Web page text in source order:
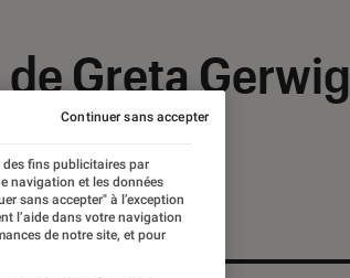
Greta Gerwig
des fins publicitaires par
navigation et les données
sans accepter" à l’exception
l’aide dans votre navigation
de notre site, et pour
Continuer sans accepter